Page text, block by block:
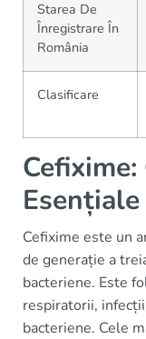
Starea De
Înregistrare În
România
Clasificare
Esențiale
Cefixime este un
de generație a
bacteriene. Este
respiratorii,
bacteriene. Cele